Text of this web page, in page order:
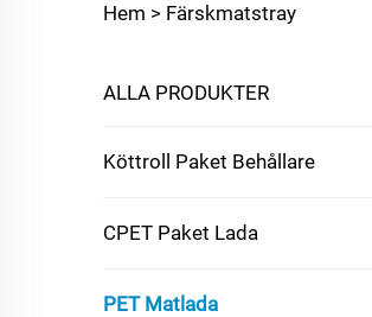
Hem > Färskmatstray
ALLA PRODUKTER
Köttroll Paket Behållare
CPET Paket Lada
PET Matlada